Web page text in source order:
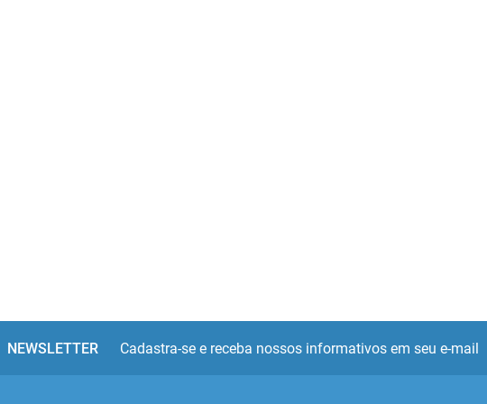
NEWSLETTER Cadastra-se e receba nossos informativos em seu e-mail